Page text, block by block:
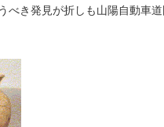
き発見が折しも山陽自動車